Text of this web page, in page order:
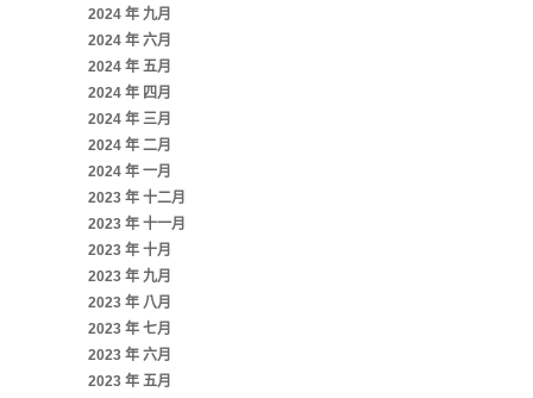
2024 年 九月
2024 年 六月
2024 年 五月
2024 年 四月
2024 年 三月
2024 年 二月
2024 年 一月
2023 年 十二月
2023 年 十一月
2023 年 十月
2023 年 九月
2023 年 八月
2023 年 七月
2023 年 六月
2023 年 五月